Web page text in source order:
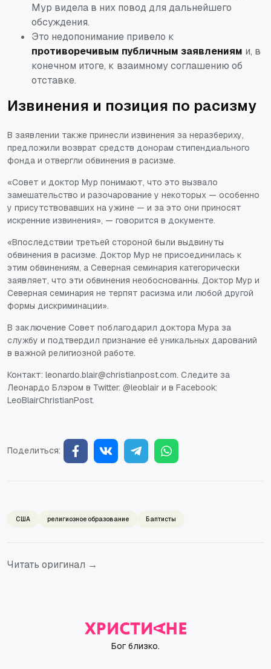
Мур видела в них повод для дальнейшего
обсуждения.
Это недопонимание привело к
противоречивым публичным заявлениям и, в
конечном итоге, к взаимному соглашению об
отставке.
Извинения и позиция по расизму
В заявлении также принесли извинения за неразбериху,
предложили возврат средств донорам стипендиального
фонда и отвергли обвинения в расизме.
«Совет и доктор Мур понимают, что это вызвало
замешательство и разочарование у некоторых — особенно
у присутствовавших на ужине — и за это они приносят
искренние извинения», — говорится в документе.
«Впоследствии третьей стороной были выдвинуты
обвинения в расизме. Доктор Мур не присоединилась к
этим обвинениям, а Северная семинария категорически
заявляет, что эти обвинения необоснованны. Доктор Мур и
Северная семинария не терпят расизма или любой другой
формы дискриминации».
В заключение Совет поблагодарил доктора Мура за
службу и подтвердил признание её уникальных дарований
в важной религиозной работе.
Контакт: leonardo.blair@christianpost.com. Следите за
Леонардо Блэром в Twitter: @leoblair и в Facebook:
LeoBlairChristianPost.
Поделиться:
США религиозное образование Баптисты
Читать оригинал →
Бог близко.